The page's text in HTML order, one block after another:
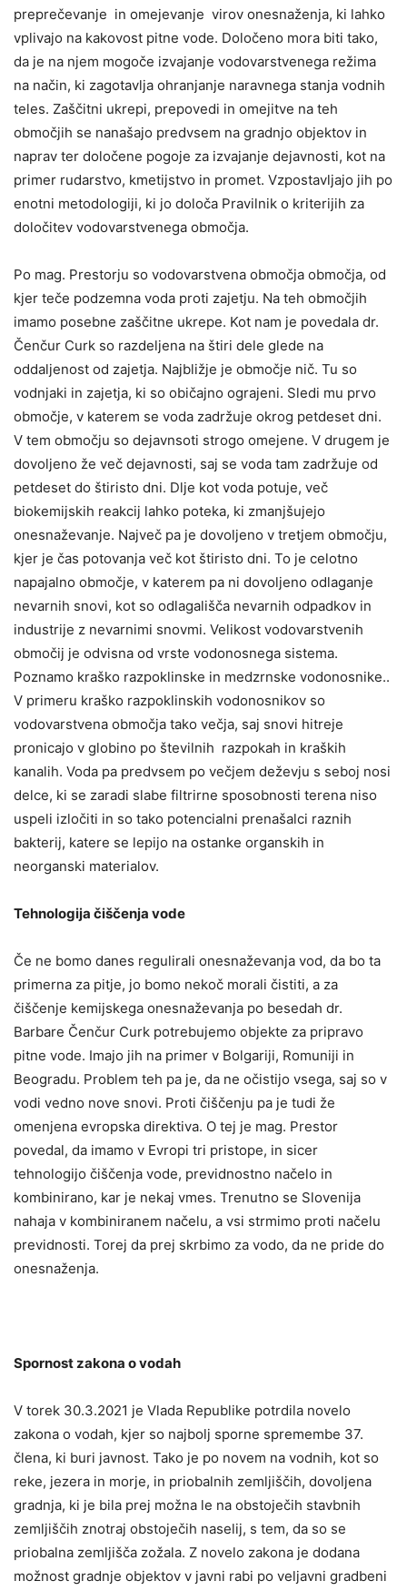
preprečevanje in omejevanje virov onesnaženja, ki lahko
vplivajo na kakovost pitne vode. Določeno mora biti tako,
da je na njem mogoče izvajanje vodovarstvenega režima
na način, ki zagotavlja ohranjanje naravnega stanja vodnih
teles. Zaščitni ukrepi, prepovedi in omejitve na teh
območjih se nanašajo predvsem na gradnjo objektov in
naprav ter določene pogoje za izvajanje dejavnosti, kot na
primer rudarstvo, kmetijstvo in promet. Vzpostavljajo jih po
enotni metodologiji, ki jo določa Pravilnik o kriterijih za
določitev vodovarstvenega območja.
Po mag. Prestorju so vodovarstvena območja območja, od
kjer teče podzemna voda proti zajetju. Na teh območjih
imamo posebne zaščitne ukrepe. Kot nam je povedala dr.
Čenčur Curk so razdeljena na štiri dele glede na
oddaljenost od zajetja. Najbližje je območje nič. Tu so
vodnjaki in zajetja, ki so običajno ograjeni. Sledi mu prvo
območje, v katerem se voda zadržuje okrog petdeset dni.
V tem območju so dejavnsoti strogo omejene. V drugem je
dovoljeno že več dejavnosti, saj se voda tam zadržuje od
petdeset do štiristo dni. Dlje kot voda potuje, več
biokemijskih reakcij lahko poteka, ki zmanjšujejo
onesnaževanje. Največ pa je dovoljeno v tretjem območju,
kjer je čas potovanja več kot štiristo dni. To je celotno
napajalno območje, v katerem pa ni dovoljeno odlaganje
nevarnih snovi, kot so odlagališča nevarnih odpadkov in
industrije z nevarnimi snovmi. Velikost vodovarstvenih
območij je odvisna od vrste vodonosnega sistema.
Poznamo kraško razpoklinske in medzrnske vodonosnike..
V primeru kraško razpoklinskih vodonosnikov so
vodovarstvena območja tako večja, saj snovi hitreje
pronicajo v globino po številnih razpokah in kraških
kanalih. Voda pa predvsem po večjem deževju s seboj nosi
delce, ki se zaradi slabe filtrirne sposobnosti terena niso
uspeli izločiti in so tako potencialni prenašalci raznih
bakterij, katere se lepijo na ostanke organskih in
neorganski materialov.
Tehnologija čiščenja vode
Če ne bomo danes regulirali onesnaževanja vod, da bo ta
primerna za pitje, jo bomo nekoč morali čistiti, a za
čiščenje kemijskega onesnaževanja po besedah dr.
Barbare Čenčur Curk potrebujemo objekte za pripravo
pitne vode. Imajo jih na primer v Bolgariji, Romuniji in
Beogradu. Problem teh pa je, da ne očistijo vsega, saj so v
vodi vedno nove snovi. Proti čiščenju pa je tudi že
omenjena evropska direktiva. O tej je mag. Prestor
povedal, da imamo v Evropi tri pristope, in sicer
tehnologijo čiščenja vode, previdnostno načelo in
kombinirano, kar je nekaj vmes. Trenutno se Slovenija
nahaja v kombiniranem načelu, a vsi strmimo proti načelu
previdnosti. Torej da prej skrbimo za vodo, da ne pride do
onesnaženja.
Spornost zakona o vodah
V torek 30.3.2021 je Vlada Republike potrdila novelo
zakona o vodah, kjer so najbolj sporne spremembe 37.
člena, ki buri javnost. Tako je po novem na vodnih, kot so
reke, jezera in morje, in priobalnih zemljiščih, dovoljena
gradnja, ki je bila prej možna le na obstoječih stavbnih
zemljiščih znotraj obstoječih naselij, s tem, da so se
priobalna zemljišča zožala. Z novelo zakona je dodana
možnost gradnje objektov v javni rabi po veljavni gradbeni